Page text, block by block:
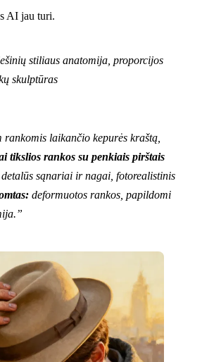
AI jau turi.
stiliaus anatomija, proporcijos
skulptūras
rankomis laikančio kepurės kraštą,
tikslios rankos su penkiais pirštais
, detalūs sąnariai ir nagai, fotorealistinis
deformuotos rankos, papildomi